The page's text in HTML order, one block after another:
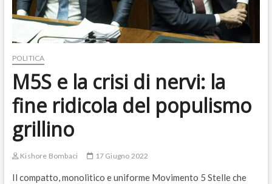
POLITICA
M5S e la crisi di nervi: la
fine ridicola del populismo
grillino
Kishore Bombaci 17 Giugno 2022
Il compatto, monolitico e uniforme Movimento 5 Stelle che